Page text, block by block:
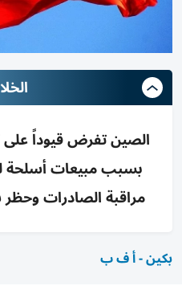
بسبب مبيعات أسلحة
مراقبة الصادرات
بكين - أ ف ب